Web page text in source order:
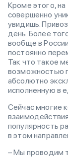
Кроме этого,
совершенно
увидишь.
день. Более
вообще в
постоянно
Так что такое
возможностью
абсолютно
исполненную в
Сейчас многие
популярность
в этом
– Мы проводим